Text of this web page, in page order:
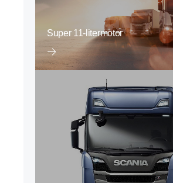
Super 11-litermotor